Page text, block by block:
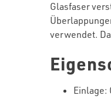
Glasfaser
verwendet.
Einlage: